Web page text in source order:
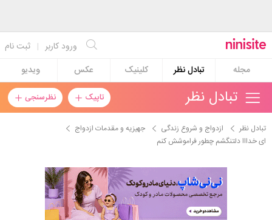
ثبت نام | ورود کاربر
مجله
تبادل نظر کلینیک عکس ویدیو
تاپیک نظرسنجی تبادل نظر
تبادل نظر ازدواج و شروع زندگی
جهیزیه و مقدمات ازدواج
ای خدااا دلتنگشم چطور فراموشش کنم